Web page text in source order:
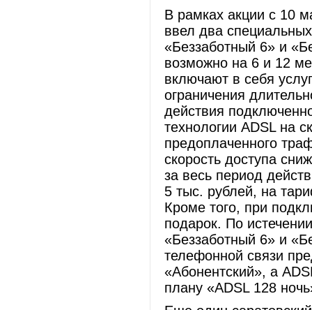
В рамках акции с 10
ввел два
«Беззаботный 6» и
возможно на 6 и 12
включают в себя
ограничения
действия
технологии ADSL на
предоплаченного
скорость доступа
за весь период
5 тыс. рублей, на
Кроме того, при
подарок. По
«Беззаботный 6» и
телефонной связи
«Абонентский», а
плану «ADSL 128